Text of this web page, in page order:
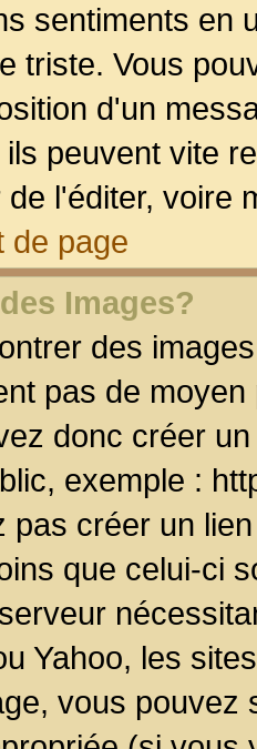
sentiments en
triste. Vous
d'un
peuvent vite
l'éditer, voire
de page
Images?
des
pas de
donc créer
exemple :
pas créer un
que celui-ci
Yahoo, les
vous pouvez